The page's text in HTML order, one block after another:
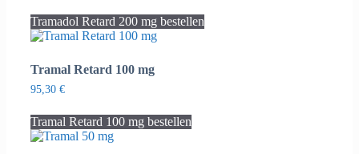
Tramadol Retard 200 mg bestellen
Tramal Retard 100 mg
95,30 €
Tramal Retard 100 mg bestellen